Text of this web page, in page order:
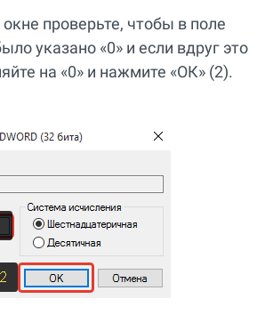
проверьте, чтобы в поле
указано «0» и если вдруг это
на «0» и нажмите «ОК» (2).